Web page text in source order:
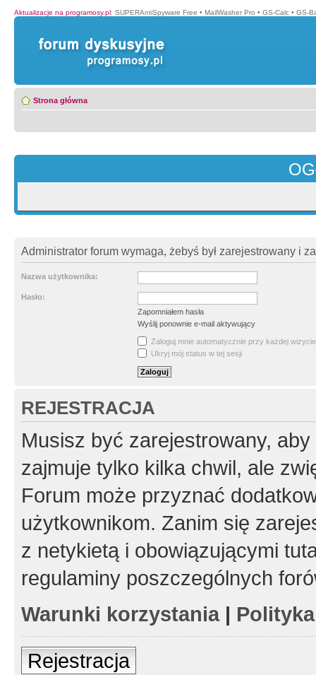
Aktualizacje na programosy.pl: SUPERAntiSpyware Free • MailWasher Pro • GS-Calc • GS-
Strona główna
Administrator forum wymaga, żebyś był zarejestrowany i
Nazwa użytkownika:
Hasło:
Zapomniałem hasła
Wyślij ponownie e-mail aktywujący
Zaloguj mnie automatycznie przy każdej wizycie
Ukryj mój status w tej sesji
REJESTRACJA
Musisz być zarejestrowany,
zajmuje tylko kilka chwil, ale
Forum może przyznać
użytkownikom. Zanim się
z netykietą i obowiązującymi
regulaminy poszczególnych
Warunki korzystania|
Rejestracja